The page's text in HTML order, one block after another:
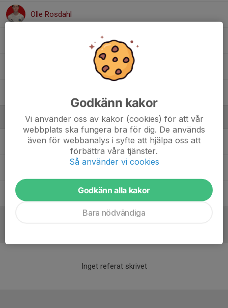
Olle Rosdahl
Ledare
Dennis HenrikssonHuvudtränare
Johan RothAssisterande tränare
Rasmus MalmlöfAssisterande tränare
Inget referat skrivet
Godkänn kakor
Vi använder oss av kakor (cookies) för att vår
webbplats ska fungera bra för dig. De används
även för webbanalys i syfte att hjälpa oss att
förbättra våra tjänster.
Så använder vi cookies
Godkänn alla kakor
Bara nödvändiga